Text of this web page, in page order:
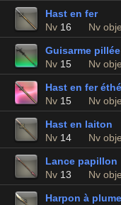
Hast en fer
Nv 16 Nv
Guisarme pillée
Nv 15 Nv
Hast en fer
Nv 15 Nv
Hast en laiton
Nv 14 Nv
Lance papillon
Nv 13 Nv
Harpon à